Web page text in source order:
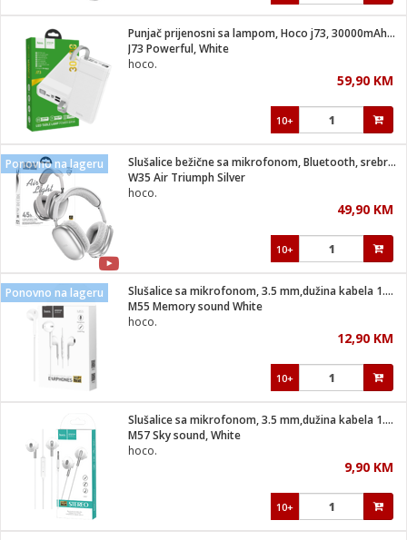
Punjač prijenosni sa lampom, Hoco j73, 30000mAh, 2A / 2A
J73 Powerful, White
hoco.
59,90 KM
10+
Ponovno na lageru
Slušalice bežične sa mikrofonom, Bluetooth, srebrena
W35 Air Triumph Silver
hoco.
49,90 KM
10+
Ponovno na lageru
Slušalice sa mikrofonom, 3.5 mm,dužina kabela 1.2 met,bijela
M55 Memory sound White
hoco.
12,90 KM
10+
Slušalice sa mikrofonom, 3.5 mm,dužina kabela 1.2 met,bijela
M57 Sky sound, White
hoco.
9,90 KM
10+